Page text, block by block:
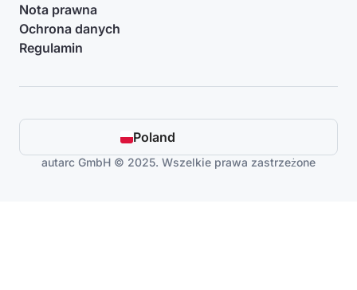
Nota prawna
Ochrona danych
Regulamin
Poland
autarc GmbH © 2025. Wszelkie prawa zastrzeżone